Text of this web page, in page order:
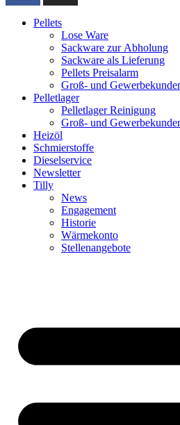
Pellets
Lose Ware
Sackware zur Abholung
Sackware als Lieferung
Pellets Preisalarm
Groß- und
Pelletlager
Pelletlager Reinigung
Groß- und
Heizöl
Schmierstoffe
Dieselservice
Newsletter
Tilly
News
Engagement
Historie
Wärmekonto
Stellenangebote